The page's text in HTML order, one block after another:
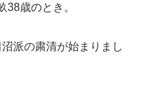
38歳のとき。
派の粛清が始まりまし